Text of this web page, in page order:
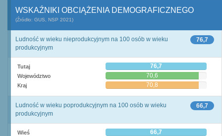
WSKAŹNIKI OBCIĄŻENIA DEMOGRAFICZNEGO
(Źródło: GUS, NSP 2021)
76,7
Ludność w wieku nieprodukcyjnym na 100 osób w wieku
produkcyjnym
Tutaj 76,7
Województwo 70,6
Kraj 70,8
66,7
Ludność w wieku poprodukcyjnym na 100 osób w wieku
produkcyjnym
Wieś 66,7